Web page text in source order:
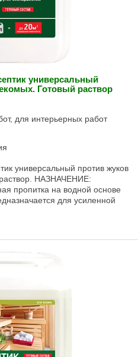
универсальный
Готовый раствор
для интерьерных работ
универсальный против жуков
НАЗНАЧЕНИЕ:
пропитка на водной основе
для усиленной